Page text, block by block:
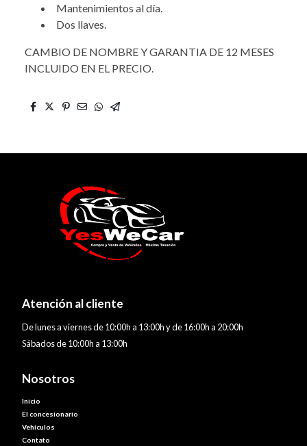
Mantenimientos al día.
Dos llaves.
CAMBIO DE NOMBRE Y GARANTIA DE 12 MESES
INCLUIDO EN EL PRECIO.
Atención al cliente
De lunes a viernes de 10:00h a 13:00h y de 16:00h a 20:00h
Sábados de 10:00h a 13:00h
Nosotros
Inicio
El concesionario
Vehículos
Contato